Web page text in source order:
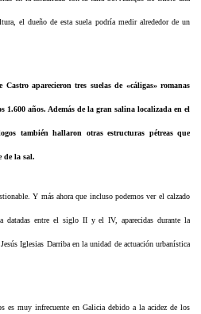
el dueño de esta suela podría medir alrededor de un
aparecieron tres suelas de «cáligas» romanas
1.600 años. Además de la gran salina localizada en el
también hallaron otras estructuras pétreas que
de la sal.
Y más ahora que incluso podemos ver el calzado
datadas entre el siglo II y el IV, aparecidas durante la
Iglesias Darriba en la unidad de actuación urbanística
es muy infrecuente en Galicia debido a la acidez de los